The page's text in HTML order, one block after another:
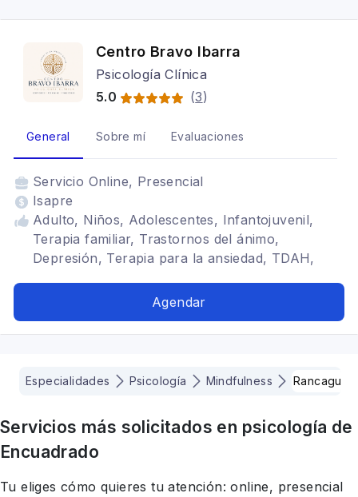
Centro Bravo Ibarra
Psicología Clínica
5.0
(3)
General Sobre mí Evaluaciones
Servicio Online, Presencial
Isapre
Adulto, Niños, Adolescentes, Infantojuvenil,
Terapia familiar, Trastornos del ánimo,
Depresión, Terapia para la ansiedad, TDAH,
Trastornos alimenticios TCA, Cognitivo
Agendar
Especialidades Psicología Mindfulness Rancagua
Servicios más solicitados en psicología de
Encuadrado
Tu eliges cómo quieres tu atención: online, presencial